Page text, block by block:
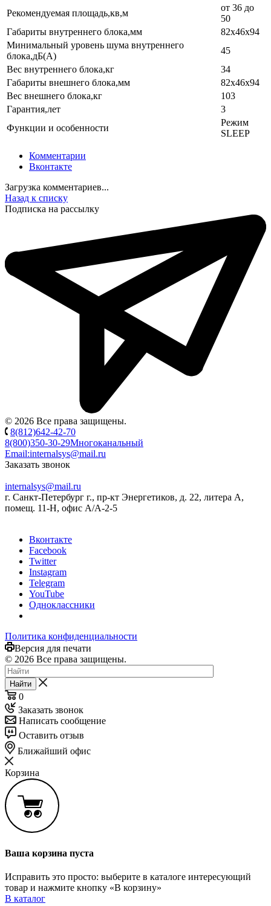
Рекомендуемая площадь,кв,м
от 36 до
50
Габариты внутреннего блока,мм
82x46x94
Минимальный уровень шума внутреннего
блока,дБ(А)
45
Вес внутреннего блока,кг
34
Габариты внешнего блока,мм
82x46x94
Вес внешнего блока,кг
103
Гарантия,лет
3
Функции и особенности
Режим
SLEEP
Комментарии
Вконтакте
Загрузка комментариев...
Назад к списку
Подписка на рассылку
© 2026 Все права защищены.
8(812)642-42-70
8(800)350-30-29Многоканальный
Email:internalsys@mail.ru
Заказать звонок
internalsys@mail.ru
г. Санкт-Петербург г., пр-кт Энергетиков, д. 22, литера А,
помещ. 11-Н, офис А/А-2-5
Вконтакте
Facebook
Twitter
Instagram
Telegram
YouTube
Одноклассники
Политика конфиденциальности
Версия для печати
© 2026 Все права защищены.
Найти
0
Заказать звонок
Написать сообщение
Оставить отзыв
Ближайший офис
Корзина
Ваша корзина пуста
Исправить это просто: выберите в каталоге интересующий
товар и нажмите кнопку «В корзину»
В каталог